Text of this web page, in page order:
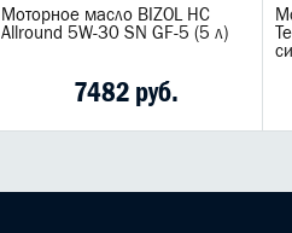
Моторное масло BIZOL НС
Allround 5W-30 SN GF-5 (5 л)
7482 руб.